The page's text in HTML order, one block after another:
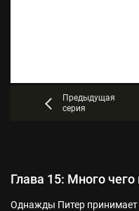
Предыдущая
серия
Глава 15: Много
Однажды Питер принимает